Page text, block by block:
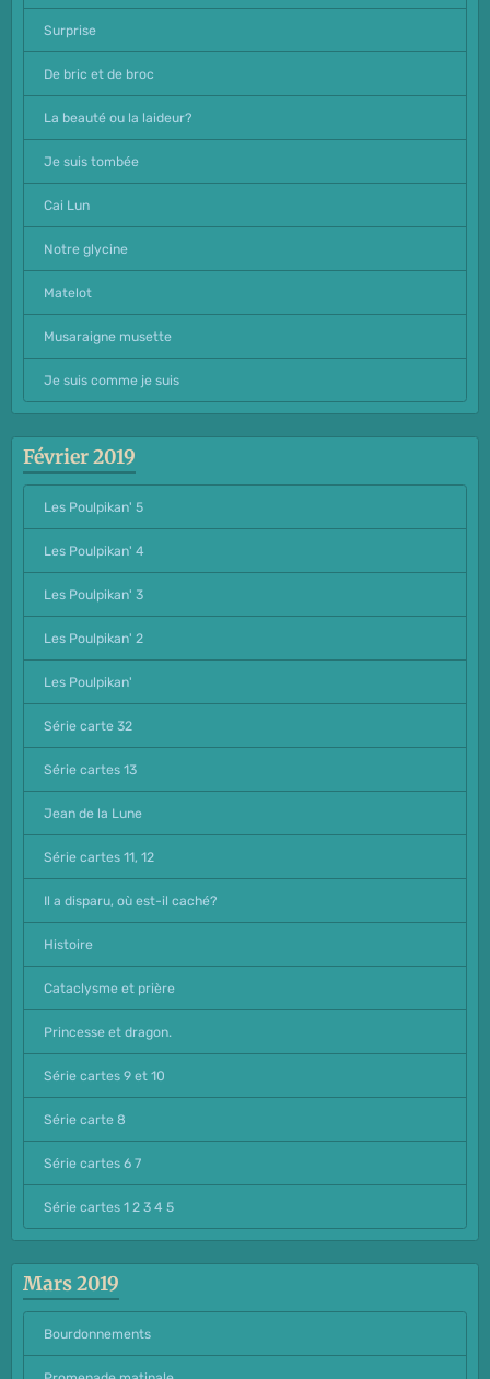
Surprise
De bric et de broc
La beauté ou la laideur?
Je suis tombée
Cai Lun
Notre glycine
Matelot
Musaraigne musette
Je suis comme je suis
Février 2019
Les Poulpikan' 5
Les Poulpikan' 4
Les Poulpikan' 3
Les Poulpikan' 2
Les Poulpikan'
Série carte 32
Série cartes 13
Jean de la Lune
Série cartes 11, 12
Il a disparu, où est-il caché?
Histoire
Cataclysme et prière
Princesse et dragon.
Série cartes 9 et 10
Série carte 8
Série cartes 6 7
Série cartes 1 2 3 4 5
Mars 2019
Bourdonnements